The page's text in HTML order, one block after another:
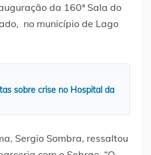
da 160ª Sala do
no município de Lago
sobre crise no Hospital da
Sergio Sombra, ressaltou